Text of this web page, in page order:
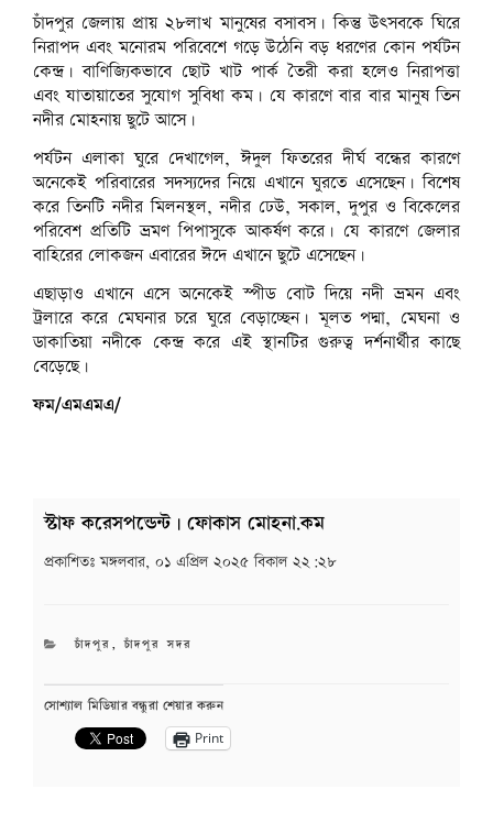
চাঁদপুর জেলায় প্রায় ২৮লাখ মানুষের বসাবস। কিন্তু উৎসবকে ঘিরে
নিরাপদ এবং মনোরম পরিবেশে গড়ে উঠেনি বড় ধরণের কোন পর্যটন
কেন্দ্র। বাণিজ্যিকভাবে ছোট খাট পার্ক তৈরী করা হলেও নিরাপত্তা
এবং যাতায়াতের সুযোগ সুবিধা কম। যে কারণে বার বার মানুষ তিন
নদীর মোহনায় ছুটে আসে।
পর্যটন এলাকা ঘুরে দেখাগেল, ঈদুল ফিতরের দীর্ঘ বন্ধের কারণে
অনেকেই পরিবারের সদস্যদের নিয়ে এখানে ঘুরতে এসেছেন। বিশেষ
করে তিনটি নদীর মিলনস্থল, নদীর ঢেউ, সকাল, দুপুর ও বিকেলের
পরিবেশ প্রতিটি ভ্রমণ পিপাসুকে আকর্ষণ করে। যে কারণে জেলার
বাহিরের লোকজন এবারের ঈদে এখানে ছুটে এসেছেন।
এছাড়াও এখানে এসে অনেকেই স্পীড বোট দিয়ে নদী ভ্রমন এবং
ট্রলারে করে মেঘনার চরে ঘুরে বেড়াচ্ছেন। মূলত পদ্মা, মেঘনা ও
ডাকাতিয়া নদীকে কেন্দ্র করে এই স্থানটির গুরুত্ব দর্শনার্থীর কাছে
বেড়েছে।
ফম/এমএমএ/
স্টাফ করেসপন্ডেন্ট | ফোকাস মোহনা.কম
প্রকাশিতঃমঙ্গলবার, ০১ এপ্রিল ২০২৫ বিকাল ২২:২৮
CATEGORIES
চাঁদপুর ,চাঁদপুর সদর
সোশ্যাল মিডিয়ার বন্ধুরা শেয়ার করুন
Print